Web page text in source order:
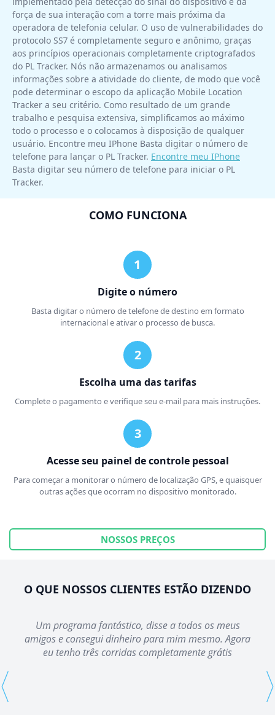
força de sua interação com a torre mais próxima da
operadora de telefonia celular. O uso de vulnerabilidades do
protocolo SS7 é completamente seguro e anônimo, graças
aos princípios operacionais completamente criptografados
do PL Tracker. Nós não armazenamos ou analisamos
informações sobre a atividade do cliente, de modo que você
pode determinar o escopo da aplicação Mobile Location
Tracker a seu critério. Como resultado de um grande
trabalho e pesquisa extensiva, simplificamos ao máximo
todo o processo e o colocamos à disposição de qualquer
usuário. Encontre meu IPhone Basta digitar o número de
telefone para lançar o PL Tracker. Encontre meu IPhone
Basta digitar seu número de telefone para iniciar o PL
Tracker.
COMO FUNCIONA
Digite o número
Basta digitar o número de telefone de destino em formato
internacional e ativar o processo de busca.
Escolha uma das tarifas
Complete o pagamento e verifique seu e-mail para mais instruções.
Acesse seu painel de controle pessoal
Para começar a monitorar o número de localização GPS, e quaisquer
outras ações que ocorram no dispositivo monitorado.
NOSSOS PREÇOS
O QUE NOSSOS CLIENTES ESTÃO DIZENDO
Um programa fantástico, disse a todos os meus
amigos e consegui dinheiro para mim mesmo. Agora
eu tenho três corridas completamente grátis
⟨ ⟩